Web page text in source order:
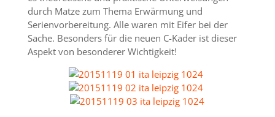
durch Matze zum Thema Erwärmung und
Serienvorbereitung. Alle waren mit Eifer bei der
Sache. Besonders für die neuen C-Kader ist dieser
Aspekt von besonderer Wichtigkeit!